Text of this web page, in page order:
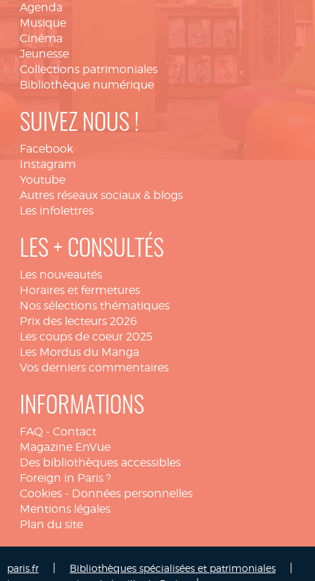
Agenda
Musique
Cinéma
Jeunesse
Collections patrimoniales
Bibliothèque numérique
SUIVEZ NOUS !
Facebook
Instagram
Youtube
Autres réseaux sociaux & blogs
Les infolettres
LES + CONSULTÉS
Les nouveautés
Horaires et fermetures
Nos sélections thématiques
Prix des lecteurs 2026
Les coups de coeur 2025
Les Mordus du Manga
Vos derniers commentaires
INFORMATIONS
FAQ - Contact
Magazine EnVue
Des bibliothèques accessibles
Foreign in Paris ?
Cookies - Données personnelles
Mentions légales
Plan du site
paris.fr Bibliothèques spécialisées et patrimoniales